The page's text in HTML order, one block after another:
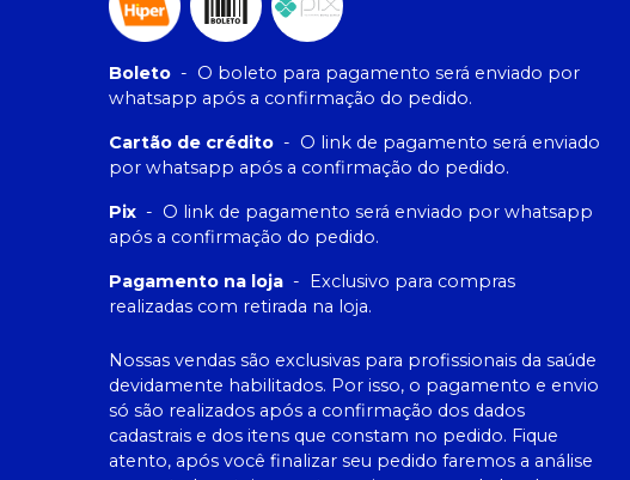
Boleto - O boleto para pagamento será enviado por
whatsapp após a confirmação do pedido.
Cartão de crédito - O link de pagamento será enviado
por whatsapp após a confirmação do pedido.
Pix - O link de pagamento será enviado por whatsapp
após a confirmação do pedido.
Pagamento na loja - Exclusivo para compras
realizadas com retirada na loja.
Nossas vendas são exclusivas para profissionais da saúde
devidamente habilitados. Por isso, o pagamento e envio
só são realizados após a confirmação dos dados
cadastrais e dos itens que constam no pedido. Fique
atento, após você finalizar seu pedido faremos a análise